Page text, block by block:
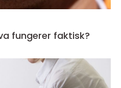
hva fungerer faktisk?